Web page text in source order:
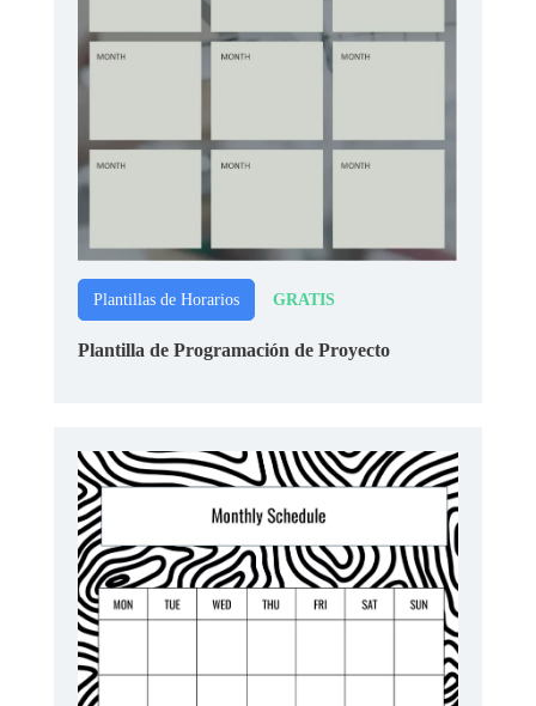
Plantillas de Horarios GRATIS
Plantilla de Programación de Proyecto